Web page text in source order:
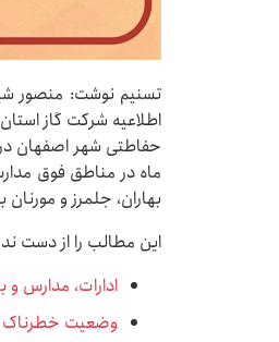
تسنیم نوشت: منصور
اطلاعیه شرکت گاز
ماه در مناطق فوق
بهاران، جلمرز و
این مطالب را از دست
ادارات، مدارس
وضعیت خطرناک